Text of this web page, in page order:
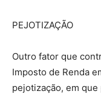
PEJOTIZAÇÃO
Outro fator que
Imposto de Renda
pejotização, em